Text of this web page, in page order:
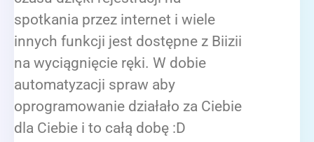
spotkania przez internet i wiele
innych funkcji jest dostępne z Biizii
na wyciągnięcie ręki. W dobie
automatyzacji spraw aby
oprogramowanie działało za Ciebie
dla Ciebie i to całą dobę :D